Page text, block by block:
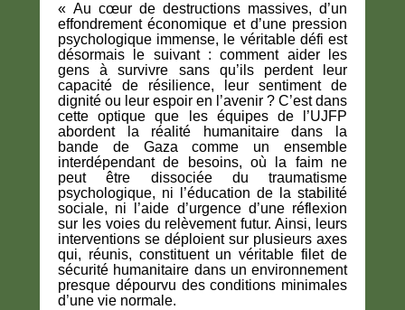
« Au cœur de destructions massives, d’un
effondrement économique et d’une pression
psychologique immense, le véritable défi est
désormais le suivant : comment aider les
gens à survivre sans qu’ils perdent leur
capacité de résilience, leur sentiment de
dignité ou leur espoir en l’avenir ? C’est dans
cette optique que les équipes de l’UJFP
abordent la réalité humanitaire dans la
bande de Gaza comme un ensemble
interdépendant de besoins, où la faim ne
peut être dissociée du traumatisme
psychologique, ni l’éducation de la stabilité
sociale, ni l’aide d’urgence d’une réflexion
sur les voies du relèvement futur. Ainsi, leurs
interventions se déploient sur plusieurs axes
qui, réunis, constituent un véritable filet de
sécurité humanitaire dans un environnement
presque dépourvu des conditions minimales
d’une vie normale.